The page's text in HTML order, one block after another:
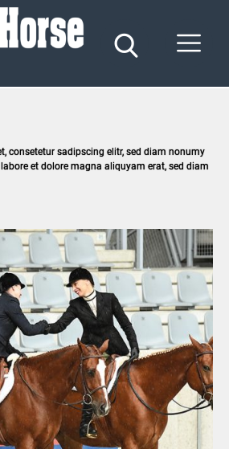
consetetur sadipscing elitr, sed diam nonumy
et dolore magna aliquyam erat, sed diam